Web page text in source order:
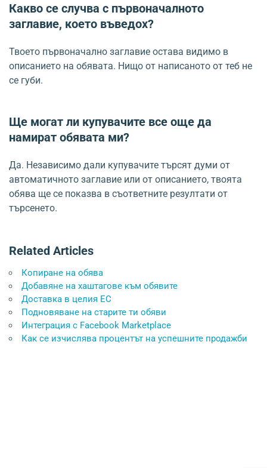
Какво се случва с първоначалното
заглавие, което въведох?
Твоето първоначално заглавие остава видимо в
описанието на обявата. Нищо от написаното от теб не
се губи.
Ще могат ли купувачите все още да
намират обявата ми?
Да. Независимо дали купувачите търсят думи от
автоматичното заглавие или от описанието, твоята
обява ще се показва в съответните резултати от
търсенето.
Related Articles
Копиране на обява
Добавяне на хаштагове към обявите
Доставка в целия ЕС
Подновяване на старите ти обяви
Интеграция с Facebook Marketplace
Как се изчислява процентът на успешните продажби